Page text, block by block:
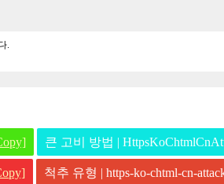
.
큰 고비 방법 |
척추 유형 | https-ko-chtml-cn-